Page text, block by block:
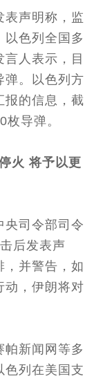
声明称，监
以色列全国多
人表示，目
弹。以色列方
报的信息，截
导弹。
火 将予以更
司令部司令
后发表声
，并警告，如
动，伊朗将对
新闻网等多
色列在美国支